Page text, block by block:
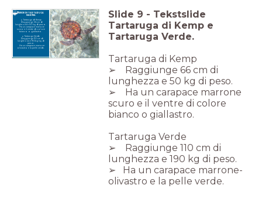
SPECIE DI TARTARUGA
MARINA
Tartaruga di Kemp
Raggiunge 66 cm di
lunghezza e 50 kg di peso.
Ha un carapace marrone
scuro e il ventre di colore
bianco o giallastro.
Tartaruga Verde
Raggiunge 110 cm di
lunghezza e 190kg kg di
peso.
Ha un carapace marrone-
olivastro e la pelle verde.
Slide 9 - Tekstslide
Tartaruga di Kemp e
Tartaruga Verde.
Tartaruga di Kemp
➢ Raggiunge 66 cm di
lunghezza e 50 kg di peso.
➢ Ha un carapace marrone
scuro e il ventre di colore
bianco o giallastro.
Tartaruga Verde
➢ Raggiunge 110 cm di
lunghezza e 190 kg di peso.
➢ Ha un carapace marrone-
olivastro e la pelle verde.